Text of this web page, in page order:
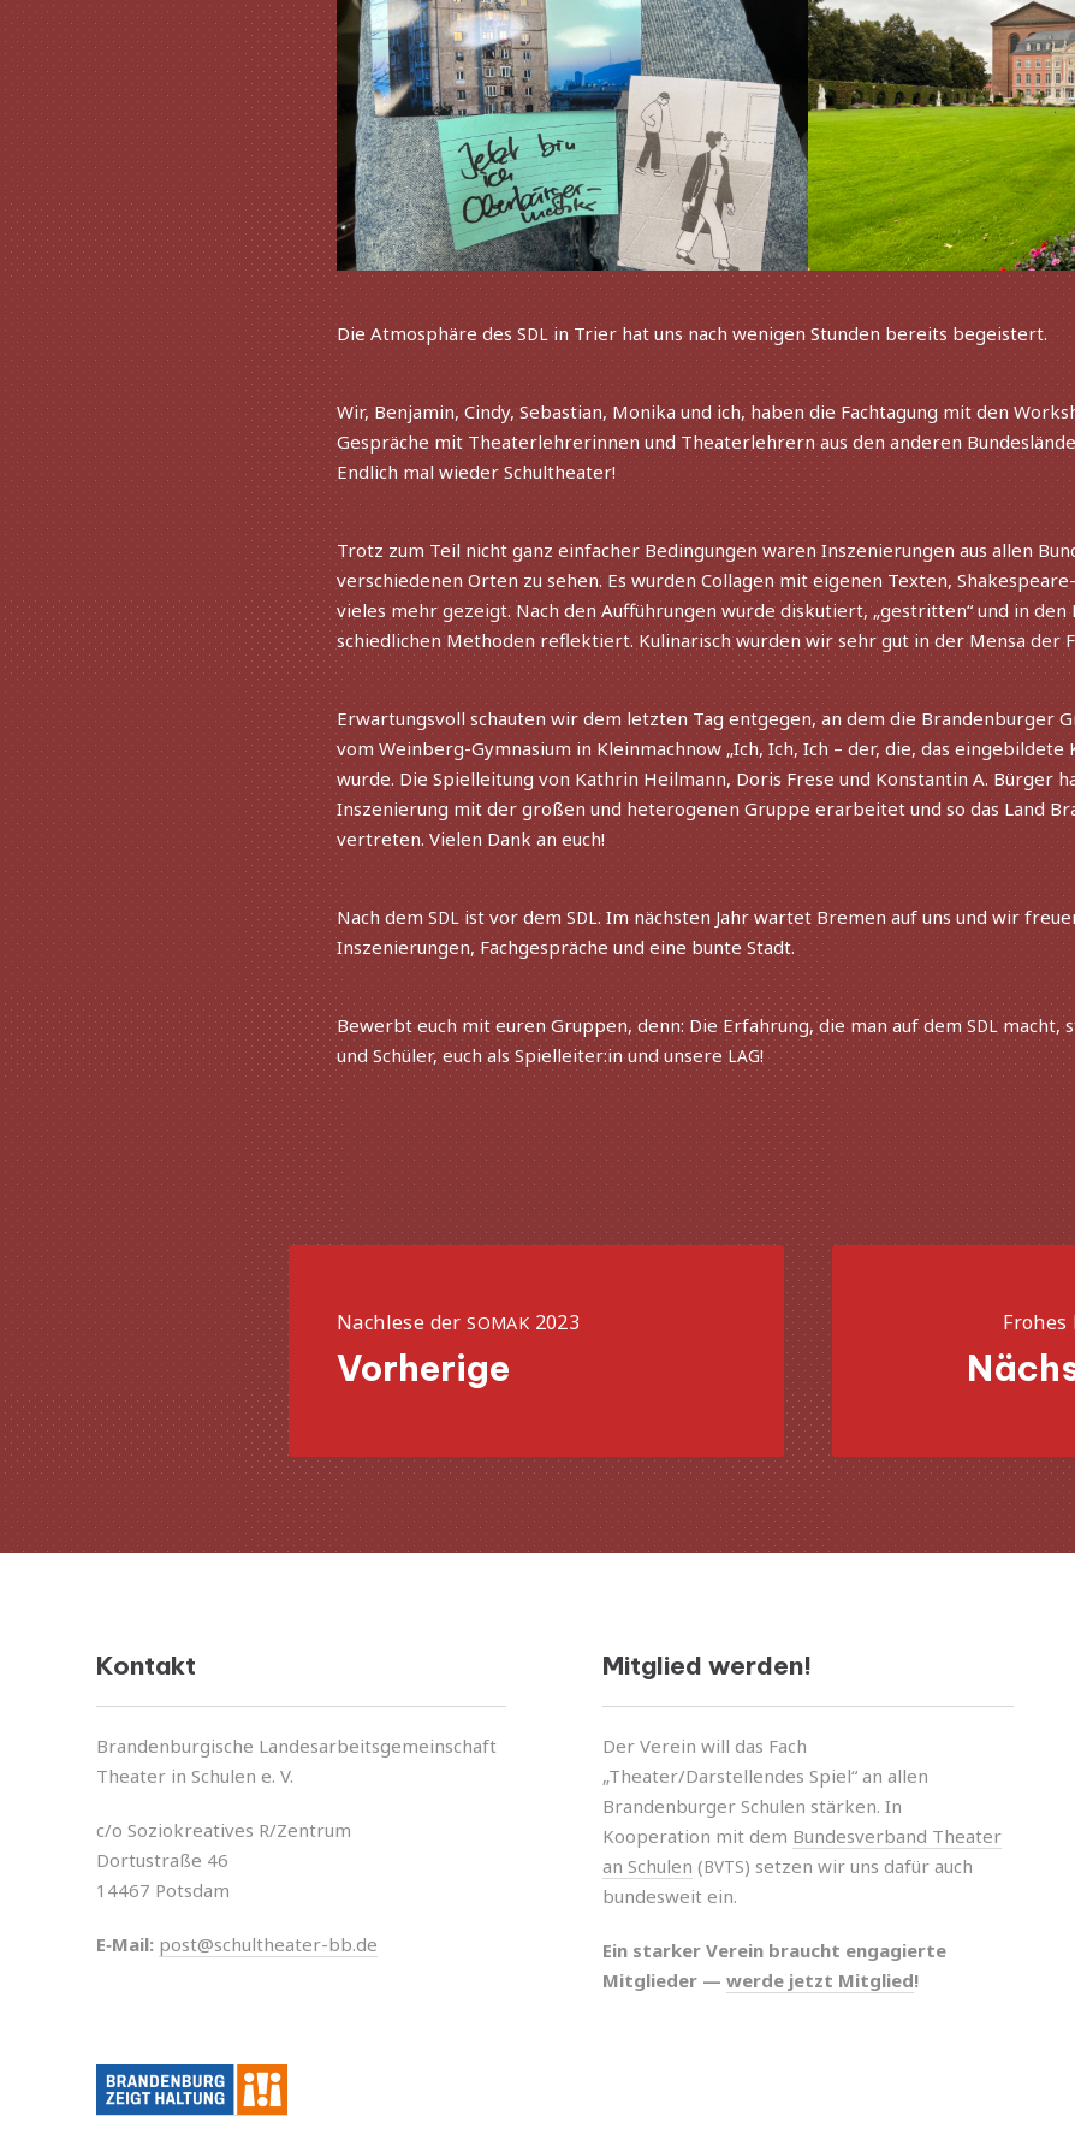
Die Atmosphäre desSDLin Trier hat uns nach weni­gen Stunden bereits begeistert.
Wir, Benjamin, Cindy, Sebastian, Monika und ich, haben die Fachtagung mit den
Gespräche mit Theaterlehrerinnen und Theaterlehrern aus den ande­ren
Endlich mal wieder Schultheater!
Trotz zum Teil nicht ganz einfa­cher Bedingungen waren Inszenierungen aus allen
verschie­de­nen Orten zu sehen. Es wurden Collagen mit eige­nen Texten,
vieles mehr gezeigt. Nach den Aufführungen wurde disku­tiert, „gestrit­ten“ und in
schied­li­chen Methoden reflek­tiert. Kulinarisch wurden wir sehr gut in der Mensa der
Erwartungsvoll schau­ten wir dem letz­ten Tag entge­gen, an dem die Brandenburger
vom Weinberg-Gymnasium in Kleinmachnow „Ich, Ich, Ich – der, die, das einge­bil­dete
wurde. Die Spielleitung von Kathrin Heilmann, Doris Frese und Konstantin A. Bürger
Inszenierung mit der großen und hete­ro­ge­nen Gruppe erar­bei­tet und so das Land
vertre­ten. Vielen Dank an euch!
Nach demSDList vor demSDL. Im nächs­ten Jahr wartet Bremen auf uns und wir
Inszenierungen, Fachgespräche und eine bunte Stadt.
Bewerbt euch mit euren Gruppen, denn: Die Erfahrung, die man auf dem SDL macht,
und Schüler, euch als Spielleiter:in und unsereLAG!
Nachlese derSOMAK 2023
Vorherige
Frohes
Kontakt
Brandenburgische Landesarbeitsgemeinschaft
Theater in Schulen e. V.
c/o Soziokreatives R/Zentrum
Dortustraße 46
14467 Potsdam
E‑Mail: post@schultheater-bb.de
Mitglied werden!
Der Verein will das Fach
„Theater/Darstellendes Spiel“ an allen
Brandenburger Schulen stär­ken. In
Kooperation mit dem Bundesverband Theater
an Schulen (BVTS) setzen wir uns dafür auch
bundes­weit ein.
Ein star­ker Verein braucht enga­gierte
Mitglieder —werde jetzt Mitglied!
Vorherige